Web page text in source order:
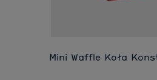
Mini Waffle Koła